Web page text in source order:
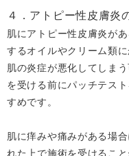
４．アトピー性皮膚炎
肌にアトピー性皮膚炎が
するオイルやクリーム類
肌の炎症が悪化してしま
を受ける前にパッチテス
すめです。
肌に痒みや痛みがある場
れた上で施術を受けること